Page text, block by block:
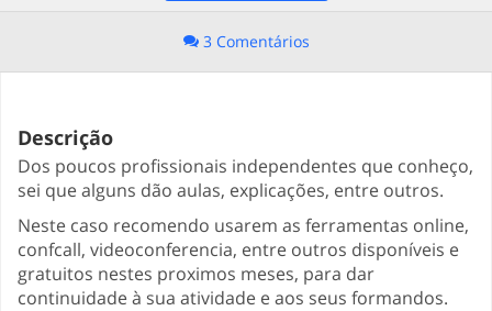
3 Comentários
Descrição
Dos poucos profissionais independentes que conheço,
sei que alguns dão aulas, explicações, entre outros.
Neste caso recomendo usarem as ferramentas online,
confcall, videoconferencia, entre outros disponíveis e
gratuitos nestes proximos meses, para dar
continuidade à sua atividade e aos seus formandos.